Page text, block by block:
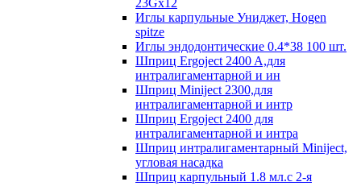
23Gх12
Иглы карпульные Униджет, Hogen
spitze
Иглы эндодонтические 0.4*38 100 шт.
Шприц Ergoject 2400 A,для
интралигаментарной и ин
Шприц Miniject 2300,для
интралигаментарной и интр
Шприц Ergoject 2400 для
интралигаментарной и интра
Шприц интралигаментарный Miniject,
угловая насадка
Шприц карпульный 1.8 мл.с 2-я